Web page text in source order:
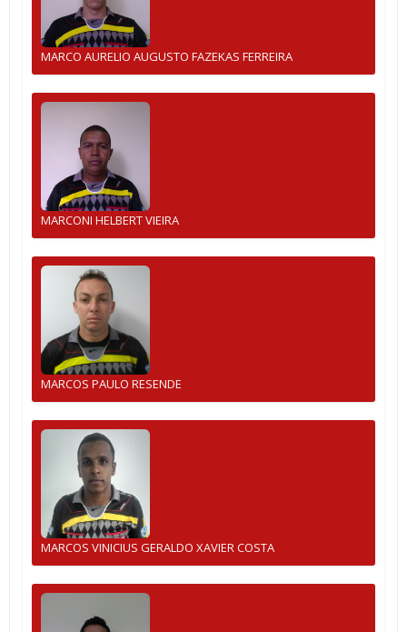
MARCO AURELIO AUGUSTO FAZEKAS FERREIRA
MARCONI HELBERT VIEIRA
MARCOS PAULO RESENDE
MARCOS VINICIUS GERALDO XAVIER COSTA